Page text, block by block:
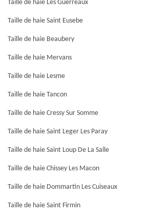
Taille de haie Les Guerreaux
Taille de haie Saint Eusebe
Taille de haie Beaubery
Taille de haie Mervans
Taille de haie Lesme
Taille de haie Tancon
Taille de haie Cressy Sur Somme
Taille de haie Saint Leger Les Paray
Taille de haie Saint Loup De La Salle
Taille de haie Chissey Les Macon
Taille de haie Dommartin Les Cuiseaux
Taille de haie Saint Firmin